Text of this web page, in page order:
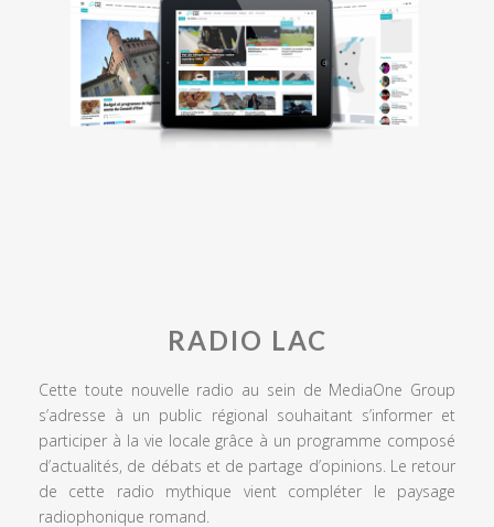
RADIO LAC
Cette toute nouvelle radio au sein de MediaOne Group
s’adresse à un public régional souhaitant s’informer et
participer à la vie locale grâce à un programme composé
d’actualités, de débats et de partage d’opinions. Le retour
de cette radio mythique vient compléter le paysage
radiophonique romand.